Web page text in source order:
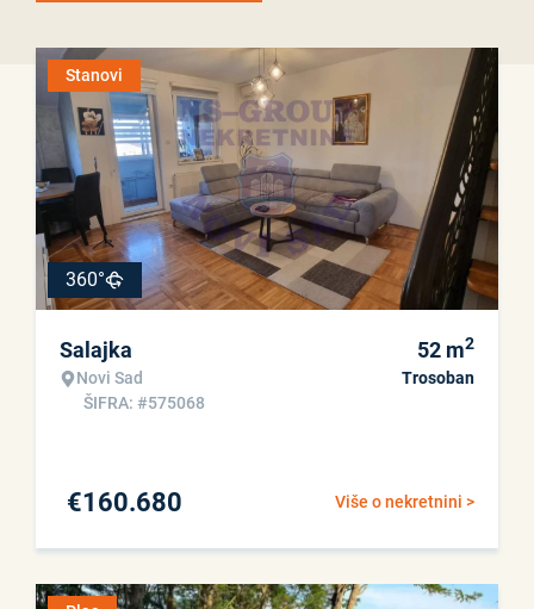
Stanovi
360°
Salajka
Novi Sad
ŠIFRA: #575068
52 m2
Trosoban
Više o nekretnini >
€160.680